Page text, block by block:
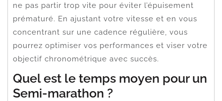
ne pas partir trop vite pour éviter l’épuisement
prématuré. En ajustant votre vitesse et en vous
concentrant sur une cadence régulière, vous
pourrez optimiser vos performances et viser votre
objectif chronométrique avec succès.
Quel est le temps moyen pour un
Semi-marathon ?